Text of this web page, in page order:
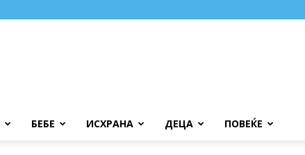
БЕБЕ ИСХРАНА ДЕЦА ПОВЕЌЕ